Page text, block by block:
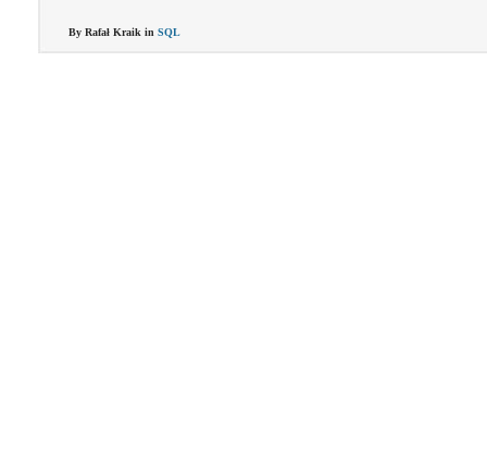
By Rafał Kraik in SQL